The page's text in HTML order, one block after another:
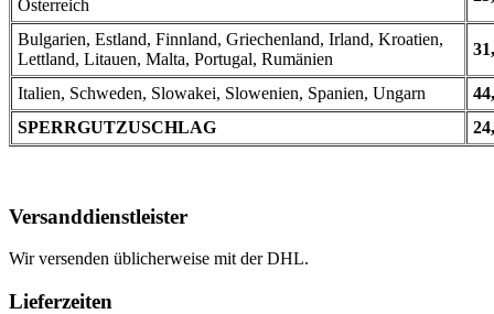
Österreich
Bulgarien, Estland, Finnland, Griechenland, Irland, Kroatien,
Lettland, Litauen, Malta, Portugal, Rumänien
Italien, Schweden, Slowakei, Slowenien, Spanien, Ungarn
SPERRGUTZUSCHLAG
Versanddienstleister
Wir versenden üblicherweise mit der DHL.
Lieferzeiten